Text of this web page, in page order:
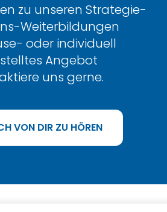
zu unseren Strategie-
Weiterbildungen
oder individuell
Angebot
uns gerne.
VON DIR ZU HÖREN